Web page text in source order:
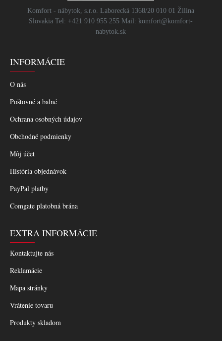
Komfort - nábytok, s.r.o. Laborecká 1368/20 010 01 Žilina
Slovakia Tel: +421 910 955 255 Mail: komfort@komfort-
nabytok.sk
INFORMÁCIE
O nás
Poštovné a balné
Ochrana osobných údajov
Obchodné podmienky
Môj účet
História objednávok
PayPal platby
Comgate platobná brána
EXTRA INFORMÁCIE
Kontaktujte nás
Reklamácie
Mapa stránky
Vrátenie tovaru
Produkty skladom